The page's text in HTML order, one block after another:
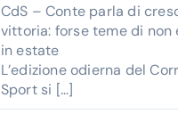
CdS – Conte parla di
vittoria: forse teme di non
in estate
L’edizione odierna del
Sport si […]